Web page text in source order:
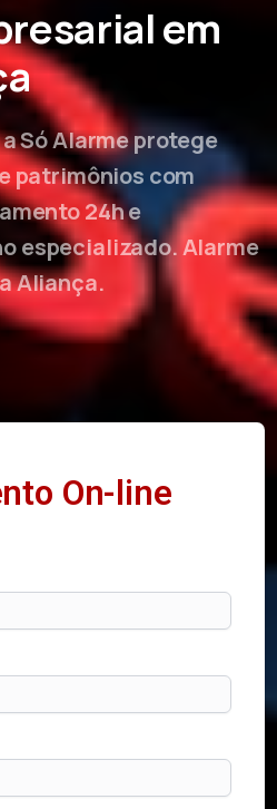
em
Só Alarme protege
patrimônios com
24h e
especializado. Alarme
Aliança.
On-line